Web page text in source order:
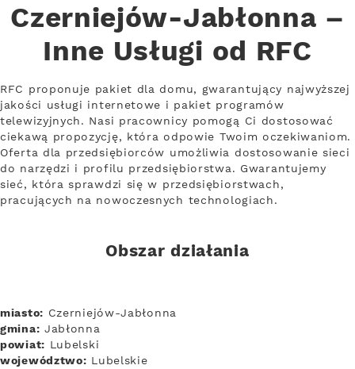
Czerniejów-Jabłonna –
Inne Usługi od RFC
RFC proponuje pakiet dla domu, gwarantujący najwyższej
jakości usługi internetowe i pakiet programów
telewizyjnych. Nasi pracownicy pomogą Ci dostosować
ciekawą propozycję, która odpowie Twoim oczekiwaniom.
Oferta dla przedsiębiorców umożliwia dostosowanie sieci
do narzędzi i profilu przedsiębiorstwa. Gwarantujemy
sieć, która sprawdzi się w przedsiębiorstwach,
pracujących na nowoczesnych technologiach.
Obszar działania
miasto: Czerniejów-Jabłonna
gmina: Jabłonna
powiat: Lubelski
województwo: Lubelskie